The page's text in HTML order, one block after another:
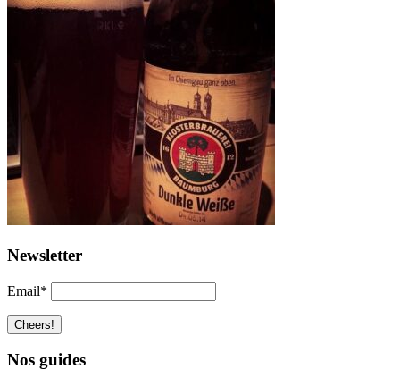
Newsletter
Email*
Nos guides